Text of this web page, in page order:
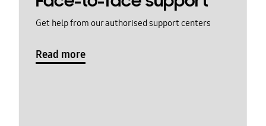
Get help from our authorised support centers
Read more